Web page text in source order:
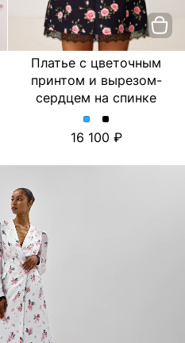
Платье с цветочным
принтом и вырезом-
сердцем на спинке
Платье
с
принтом
Платье
с
принтом
16 100